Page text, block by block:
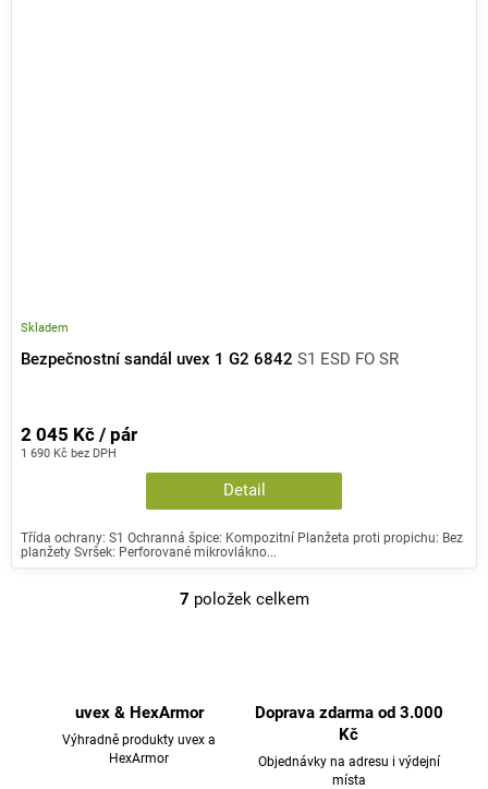
Bezpečnostní sandál uvex 1 G2 6842 S1 ESD FO SR
Skladem
1 690 Kč bez DPH
2 045 Kč / pár
Detail
Třída ochrany: S1 Ochranná špice: Kompozitní Planžeta proti propichu: Bez
planžety Svršek: Perforované mikrovlákno...
O
7 položek celkem
uvex & HexArmor
Výhradně produkty uvex a
HexArmor
Doprava zdarma od 3.000
Kč
Objednávky na adresu i výdejní
místa